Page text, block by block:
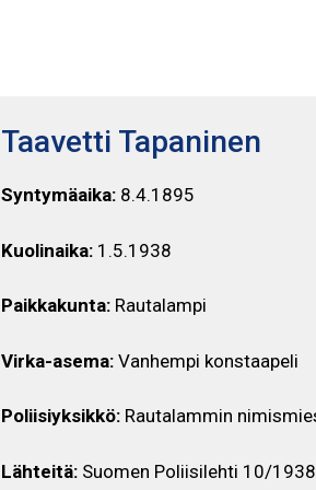
Taavetti Tapaninen
Syntymäaika:8.4.1895
Kuolinaika:1.5.1938
Paikkakunta:Rautalampi
Virka-asema:Vanhempi konstaapeli
Poliisiyksikkö:Rautalammin
Lähteitä:Suomen Poliisilehti 10/